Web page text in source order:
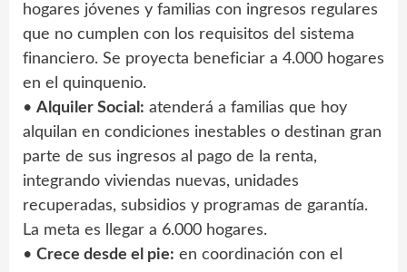
hogares jóvenes y familias con ingresos regulares
que no cumplen con los requisitos del sistema
financiero. Se proyecta beneficiar a 4.000 hogares
en el quinquenio.
• Alquiler Social: atenderá a familias que hoy
alquilan en condiciones inestables o destinan gran
parte de sus ingresos al pago de la renta,
integrando viviendas nuevas, unidades
recuperadas, subsidios y programas de garantía.
La meta es llegar a 6.000 hogares.
• Crece desde el pie: en coordinación con el